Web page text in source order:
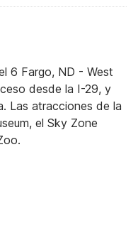
6 Fargo, ND - West
desde la I-29, y
Las atracciones de la
el Sky Zone